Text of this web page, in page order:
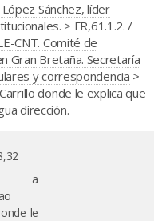
Sánchez, líder
> FR,61.1.2. /
CNT. Comité de
Gran Bretaña. Secretaría
y correspondencia >
donde le explica que
dirección.
a
le